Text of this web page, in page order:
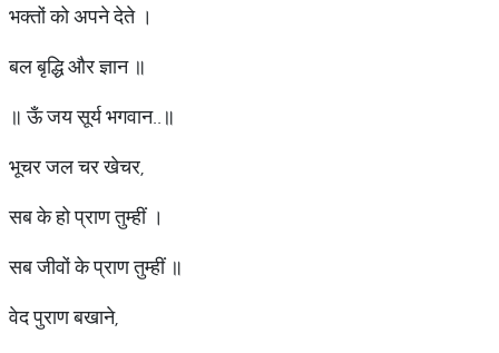
भक्तों को अपने देते ।
बल बृद्धि और ज्ञान ॥
॥ ऊँ जय सूर्य भगवान..॥
भूचर जल चर खेचर,
सब के हो प्राण तुम्हीं ।
सब जीवों के प्राण तुम्हीं ॥
वेद पुराण बखाने,